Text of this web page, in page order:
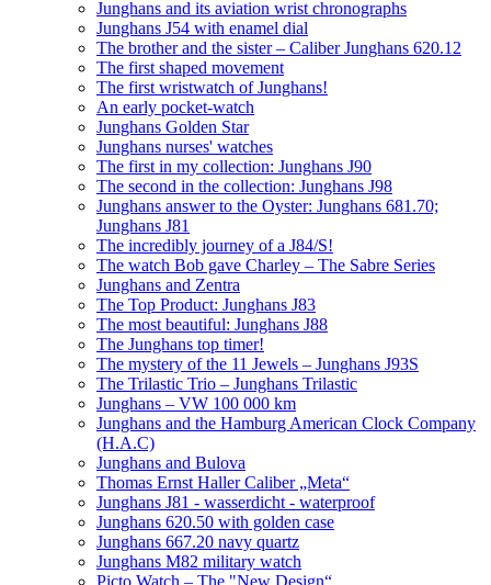
Junghans and its aviation wrist chronographs
Junghans J54 with enamel dial
The brother and the sister – Caliber Junghans 620.12
The first shaped movement
The first wristwatch of Junghans!
An early pocket-watch
Junghans Golden Star
Junghans nurses' watches
The first in my collection: Junghans J90
The second in the collection: Junghans J98
Junghans answer to the Oyster: Junghans 681.70;
Junghans J81
The incredibly journey of a J84/S!
The watch Bob gave Charley – The Sabre Series
Junghans and Zentra
The Top Product: Junghans J83
The most beautiful: Junghans J88
The Junghans top timer!
The mystery of the 11 Jewels – Junghans J93S
The Trilastic Trio – Junghans Trilastic
Junghans – VW 100 000 km
Junghans and the Hamburg American Clock Company
(H.A.C)
Junghans and Bulova
Thomas Ernst Haller Caliber „Meta“
Junghans J81 - wasserdicht - waterproof
Junghans 620.50 with golden case
Junghans 667.20 navy quartz
Junghans M82 military watch
Picto Watch – The "New Design“